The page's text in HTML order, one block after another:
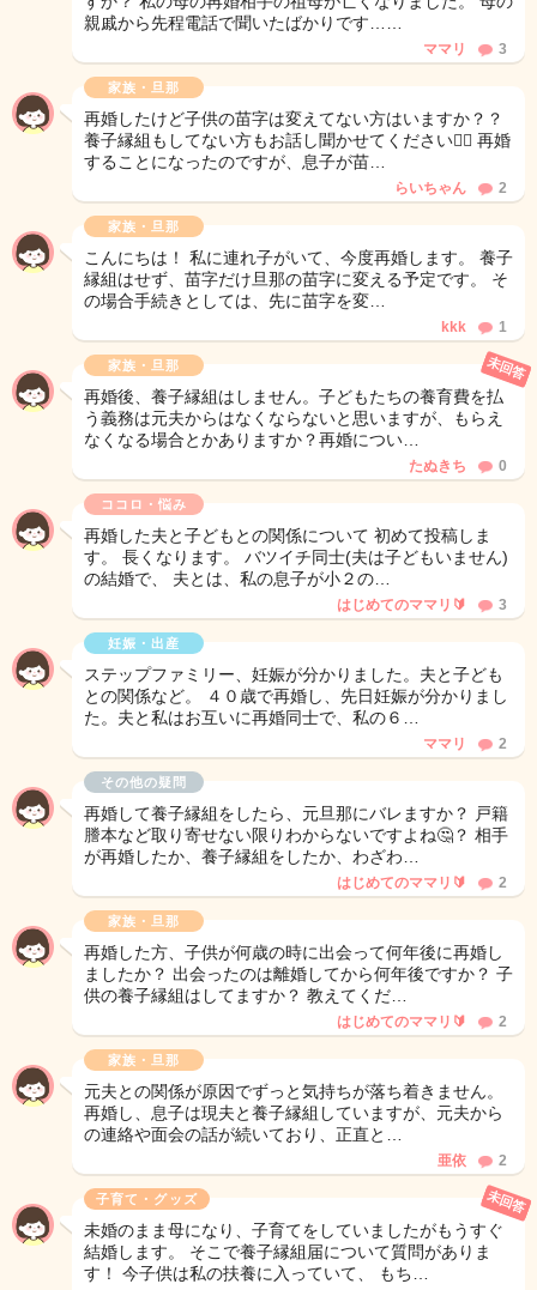
親戚から先程電話で聞いたばかりです……
ママリ 3
家族・旦那
再婚したけど子供の苗字は変えてない方はいますか？？
養子縁組もしてない方もお話し聞かせてください🙇‍♀️ 再婚
することになったのですが、息子が苗…
らいちゃん 2
家族・旦那
こんにちは！ 私に連れ子がいて、今度再婚します。 養子
縁組はせず、苗字だけ旦那の苗字に変える予定です。 そ
の場合手続きとしては、先に苗字を変…
kkk 1
家族・旦那
再婚後、養子縁組はしません。子どもたちの養育費を払
う義務は元夫からはなくならないと思いますが、もらえ
なくなる場合とかありますか？再婚につい…
未回答
たぬきち 0
ココロ・悩み
再婚した夫と子どもとの関係について 初めて投稿しま
す。 長くなります。 バツイチ同士(夫は子どもいません)
の結婚で、 夫とは、私の息子が小２の…
はじめてのママリ🔰 3
妊娠・出産
ステップファミリー、妊娠が分かりました。夫と子ども
との関係など。 ４０歳で再婚し、先日妊娠が分かりまし
た。夫と私はお互いに再婚同士で、私の６…
ママリ 2
その他の疑問
再婚して養子縁組をしたら、元旦那にバレますか？ 戸籍
謄本など取り寄せない限りわからないですよね🤔？ 相手
が再婚したか、養子縁組をしたか、わざわ…
はじめてのママリ🔰 2
家族・旦那
再婚した方、子供が何歳の時に出会って何年後に再婚し
ましたか？ 出会ったのは離婚してから何年後ですか？ 子
供の養子縁組はしてますか？ 教えてくだ…
はじめてのママリ🔰 2
家族・旦那
元夫との関係が原因でずっと気持ちが落ち着きません。
再婚し、息子は現夫と養子縁組していますが、元夫から
の連絡や面会の話が続いており、正直と…
亜依 2
子育て・グッズ
未婚のまま母になり、子育てをしていましたがもうすぐ
結婚します。 そこで養子縁組届について質問がありま
す！ 今子供は私の扶養に入っていて、 もち…
未回答